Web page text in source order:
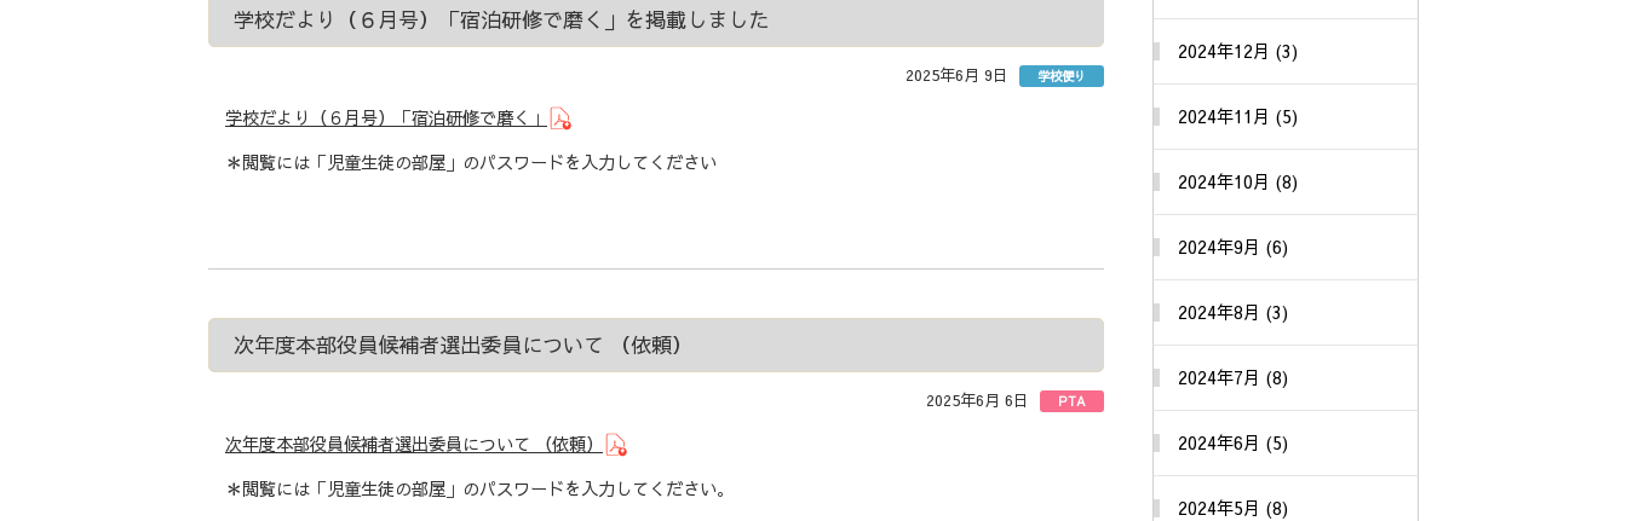
学校だより（６月号）「宿泊研修で磨く」を掲載しました
2025年6月 9日 学校便り
学校だより（６月号）「宿泊研修で磨く」
＊閲覧には「児童生徒の部屋」のパスワードを入力してください
次年度本部役員候補者選出委員について （依頼）
2025年6月 6日 PTA
次年度本部役員候補者選出委員について （依頼）
＊閲覧には「児童生徒の部屋」のパスワードを入力してください。
2024年12月 (3)
2024年11月 (5)
2024年10月 (8)
2024年9月 (6)
2024年8月 (3)
2024年7月 (8)
2024年6月 (5)
2024年5月 (8)